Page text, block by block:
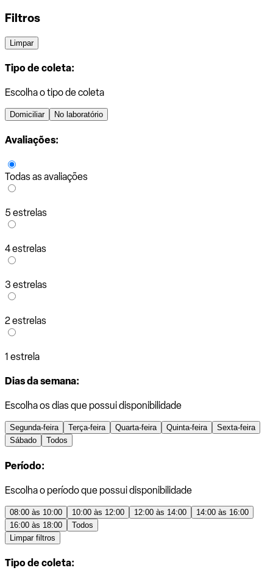
Filtros
Limpar
Tipo de coleta:
Escolha o tipo de coleta
Domiciliar No laboratório
Avaliações:
Todas as avaliações
5 estrelas
4 estrelas
3 estrelas
2 estrelas
1 estrela
Dias da semana:
Escolha os dias que possui disponibilidade
Segunda-feira Terça-feira Quarta-feira Quinta-feira
Sexta-feira
Sábado
Todos
Período:
Escolha o período que possui disponibilidade
08:00 às 10:00 10:00 às 12:00 12:00 às 14:00
14:00 às 16:00
16:00 às 18:00
Todos
Limpar filtros
Tipo de coleta: